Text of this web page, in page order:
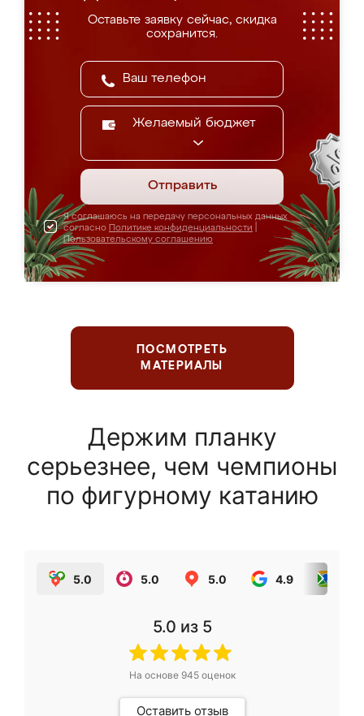
Оставьте заявку сейчас, скидка
сохранится.
Желаемый бюджет
Отправить
Я соглашаюсь на передачу персональных данных
согласно Политике конфиденциальности
Пользовательскому соглашению
ПОСМОТРЕТЬ
МАТЕРИАЛЫ
Держим планку
серьезнее, чем чемпионы
по фигурному катанию
5.0 5.0 5.0 4.9
5.0 из 5
На основе 945оценок
Оставить отзыв